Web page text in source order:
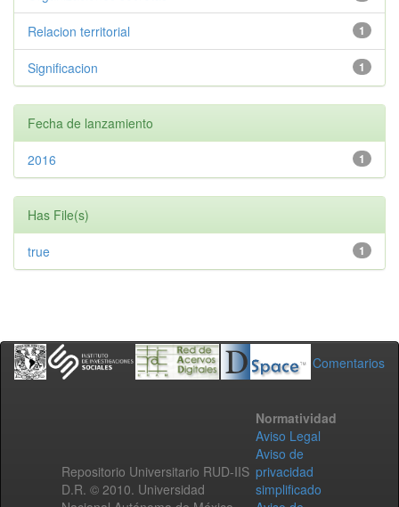
1
Relacion territorial
1
Significacion
Fecha de lanzamiento
1
2016
Has File(s)
1
true
Comentarios
Repositorio Universitario RUD-IIS
D.R. © 2010. Universidad
Normatividad
Aviso Legal
Aviso de
privacidad
simplificado